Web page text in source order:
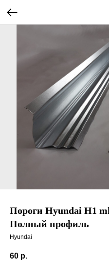
Пороги Hyundai H1
Полный профиль
Hyundai
60 р.